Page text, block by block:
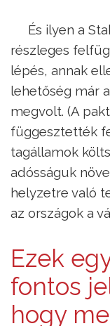
És ilyen a
részleges
lépés, annak
lehetőség már
megvolt. (A
függesztették
tagállamok
adósságuk
helyzetre való
az országok a
Ezek
fontos
hogy